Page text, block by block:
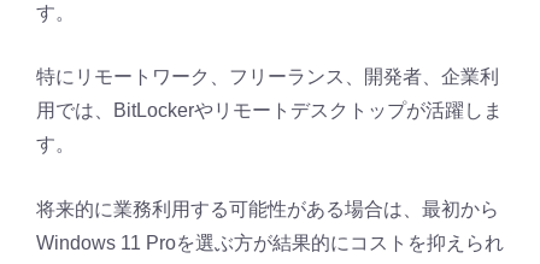
す。
特にリモートワーク、フリーランス、開発者、企業利
用では、BitLockerやリモートデスクトップが活躍しま
す。
将来的に業務利用する可能性がある場合は、最初から
Windows 11 Proを選ぶ方が結果的にコストを抑えられ